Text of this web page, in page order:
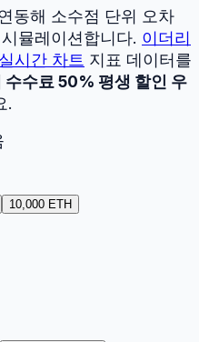
동해 소수점 단위 오차
뮬레이션합니다. 이더리
실시간 차트 지표 데이터를
수수료 50% 평생 할인 우
.
10,000 ETH